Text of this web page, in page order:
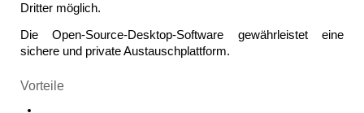
Dritter möglich.
Die Open-Source-Desktop-Software gewährleistet eine
sichere und private Austauschplattform.
Vorteile